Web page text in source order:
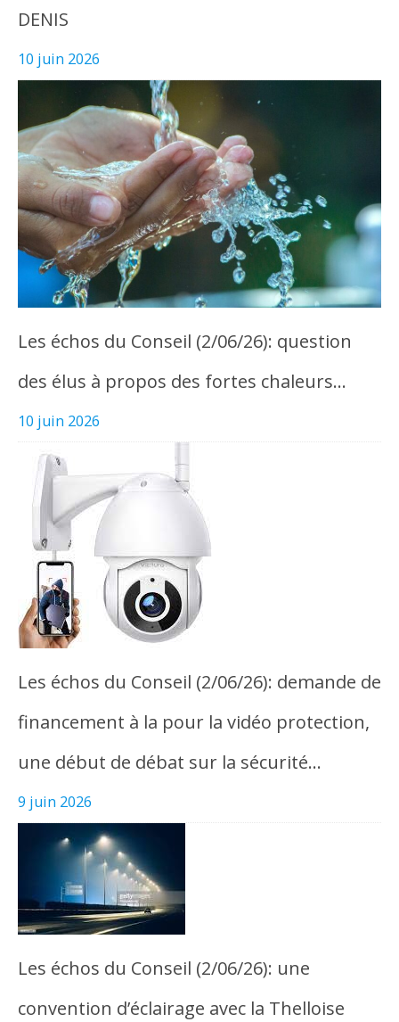
DENIS
10 juin 2026
Les échos du Conseil (2/06/26): question
des élus à propos des fortes chaleurs…
10 juin 2026
Les échos du Conseil (2/06/26): demande de
financement à la pour la vidéo protection,
une début de débat sur la sécurité…
9 juin 2026
Les échos du Conseil (2/06/26): une
convention d’éclairage avec la Thelloise